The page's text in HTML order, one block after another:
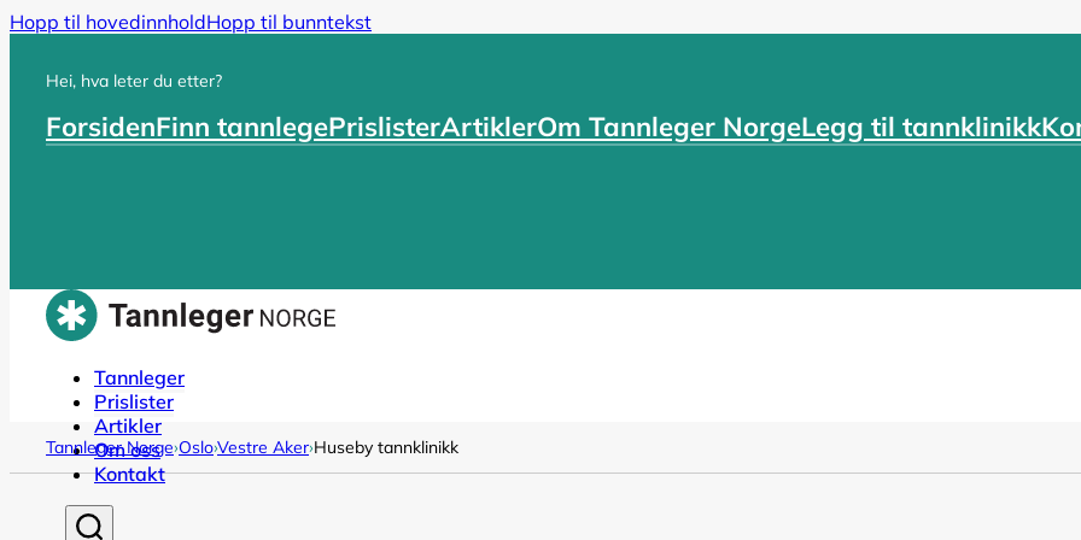
Hopp til hovedinnholdHopp til bunntekst
Hei, hva leter du etter?
ForsidenFinn tannlegePrislisterArtiklerOm Tannleger NorgeLegg til tannklinikk
Tannleger
Prislister
Artikler
Om oss
Kontakt
Tannleger Norge›Oslo›Vestre Aker›Huseby tannklinikk